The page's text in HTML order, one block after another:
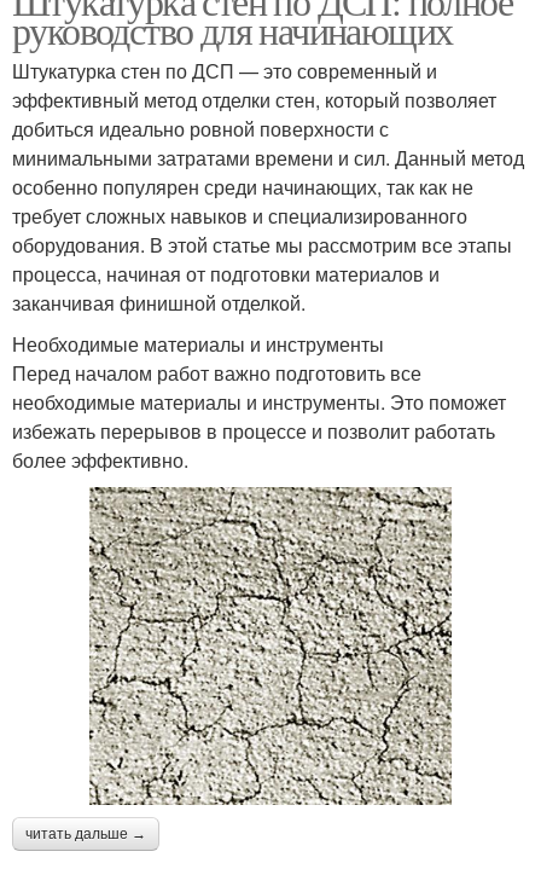
руководство для начинающих
Штукатурка стен по ДСП — это современный и
эффективный метод отделки стен, который позволяет
добиться идеально ровной поверхности с
минимальными затратами времени и сил. Данный метод
особенно популярен среди начинающих, так как не
требует сложных навыков и специализированного
оборудования. В этой статье мы рассмотрим все этапы
процесса, начиная от подготовки материалов и
заканчивая финишной отделкой.
Необходимые материалы и инструменты
Перед началом работ важно подготовить все
необходимые материалы и инструменты. Это поможет
избежать перерывов в процессе и позволит работать
более эффективно.
читать дальше →